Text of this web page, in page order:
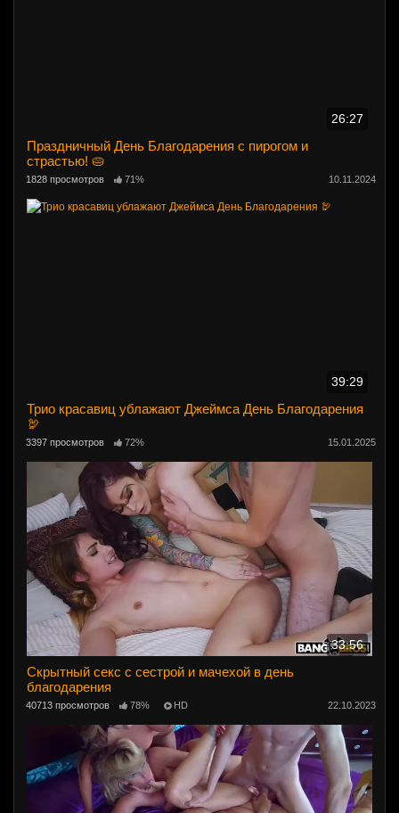
26:27
Праздничный День Благодарения с пирогом и
страстью! 🥧
1828 просмотров 71% 10.11.2024
39:29
Трио красавиц ублажают Джеймса День Благодарения
🦃
3397 просмотров 72% 15.01.2025
33:56
Скрытный секс с сестрой и мачехой в день
благодарения
40713 просмотров 78% HD 22.10.2023